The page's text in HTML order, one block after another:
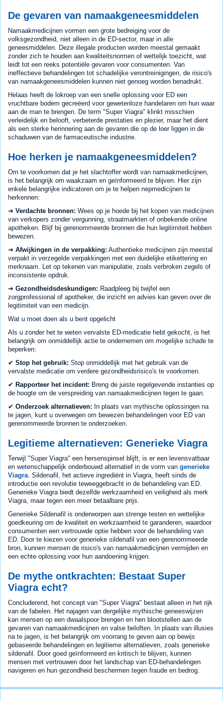
De gevaren van namaakgeneesmiddelen
Namaakmedicijnen vormen een grote bedreiging voor de
volksgezondheid, niet alleen in de ED-sector, maar in alle
geneesmiddelen. Deze illegale producten worden meestal gemaakt
zonder zich te houden aan kwaliteitsnormen of wettelijk toezicht, wat
leidt tot een reeks potentiële gevaren voor consumenten. Van
ineffectieve behandelingen tot schadelijke verontreinigingen, de risico's
van namaakgeneesmiddelen kunnen niet genoeg worden benadrukt.
Helaas heeft de lokroep van een snelle oplossing voor ED een
vruchtbare bodem gecreëerd voor gewetenloze handelaren om hun waar
aan de man te brengen. De term "Super Viagra" klinkt misschien
verleidelijk en belooft, verbeterde prestaties en plezier, maar het dient
als een sterke herinnering aan de gevaren die op de loer liggen in de
schaduwen van de farmaceutische industrie.
Hoe herken je namaakgeneesmiddelen?
Om te voorkomen dat je het slachtoffer wordt van namaakmedicijnen,
is het belangrijk om waakzaam en geïnformeerd te blijven. Hier zijn
enkele belangrijke indicatoren om je te helpen nepmedicijnen te
herkennen:
➔ Verdachte bronnen: Wees op je hoede bij het kopen van medicijnen
van verkopers zonder vergunning, straatmarkten of onbekende online
apotheken. Blijf bij gerenommeerde bronnen die hun legitimiteit hebben
bewezen.
➔ Afwijkingen in de verpakking: Authentieke medicijnen zijn meestal
verpakt in verzegelde verpakkingen met een duidelijke etikettering en
merknaam. Let op tekenen van manipulatie, zoals verbroken zegels of
inconsistente opdruk.
➔ Gezondheidsdeskundigen: Raadpleeg bij twijfel een
zorgprofessional of apotheker, die inzicht en advies kan geven over de
legitimiteit van een medicijn.
Wat u moet doen als u bent opgelicht
Als u zonder het te weten vervalste ED-medicatie hebt gekocht, is het
belangrijk om onmiddellijk actie te ondernemen om mogelijke schade te
beperken:
✔ Stop het gebruik: Stop onmiddellijk met het gebruik van de
vervalste medicatie om verdere gezondheidsrisico's te voorkomen.
✔ Rapporteer het incident: Breng de juiste regelgevende instanties op
de hoogte om de verspreiding van namaakmedicijnen tegen te gaan.
✔ Onderzoek alternatieven: In plaats van mythische oplossingen na
te jagen, kunt u overwegen om bewezen behandelingen voor ED van
gerenommeerde bronnen te onderzoeken.
Legitieme alternatieven: Generieke Viagra
Terwijl "Super Viagra" een hersenspinsel blijft, is er een levensvatbaar
en wetenschappelijk onderbouwd alternatief in de vorm van generieke
Viagra . Sildenafil, het actieve ingrediënt in Viagra, heeft sinds de
introductie een revolutie teweeggebracht in de behandeling van ED.
Generieke Viagra biedt dezelfde werkzaamheid en veiligheid als merk
Viagra, maar tegen een meer betaalbare prijs.
Generieke Sildenafil is onderworpen aan strenge testen en wettelijke
goedkeuring om de kwaliteit en werkzaamheid te garanderen, waardoor
consumenten een vertrouwde optie hebben voor de behandeling van
ED. Door te kiezen voor generieke sildenafil van een gerenommeerde
bron, kunnen mensen de risico's van namaakmedicijnen vermijden en
een echte oplossing voor hun aandoening krijgen.
De mythe ontkrachten: Bestaat Super
Viagra echt?
Concluderend, het concept van "Super Viagra" bestaat alleen in het rijk
van de fabelen. Het najagen van dergelijke mythische geneeswijzen
kan mensen op een dwaalspoor brengen en hen blootstellen aan de
gevaren van namaakmedicijnen en valse beloften. In plaats van illusies
na te jagen, is het belangrijk om voorrang te geven aan op bewijs
gebaseerde behandelingen en legitieme alternatieven, zoals generieke
sildenafil. Door goed geïnformeerd en kritisch te blijven, kunnen
mensen met vertrouwen door het landschap van ED-behandelingen
navigeren en hun gezondheid beschermen tegen fraude en bedrog.